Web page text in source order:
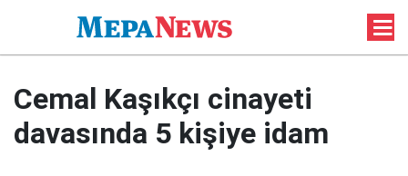
Cemal Kaşıkçı cinayeti
davasında 5 kişiye idam